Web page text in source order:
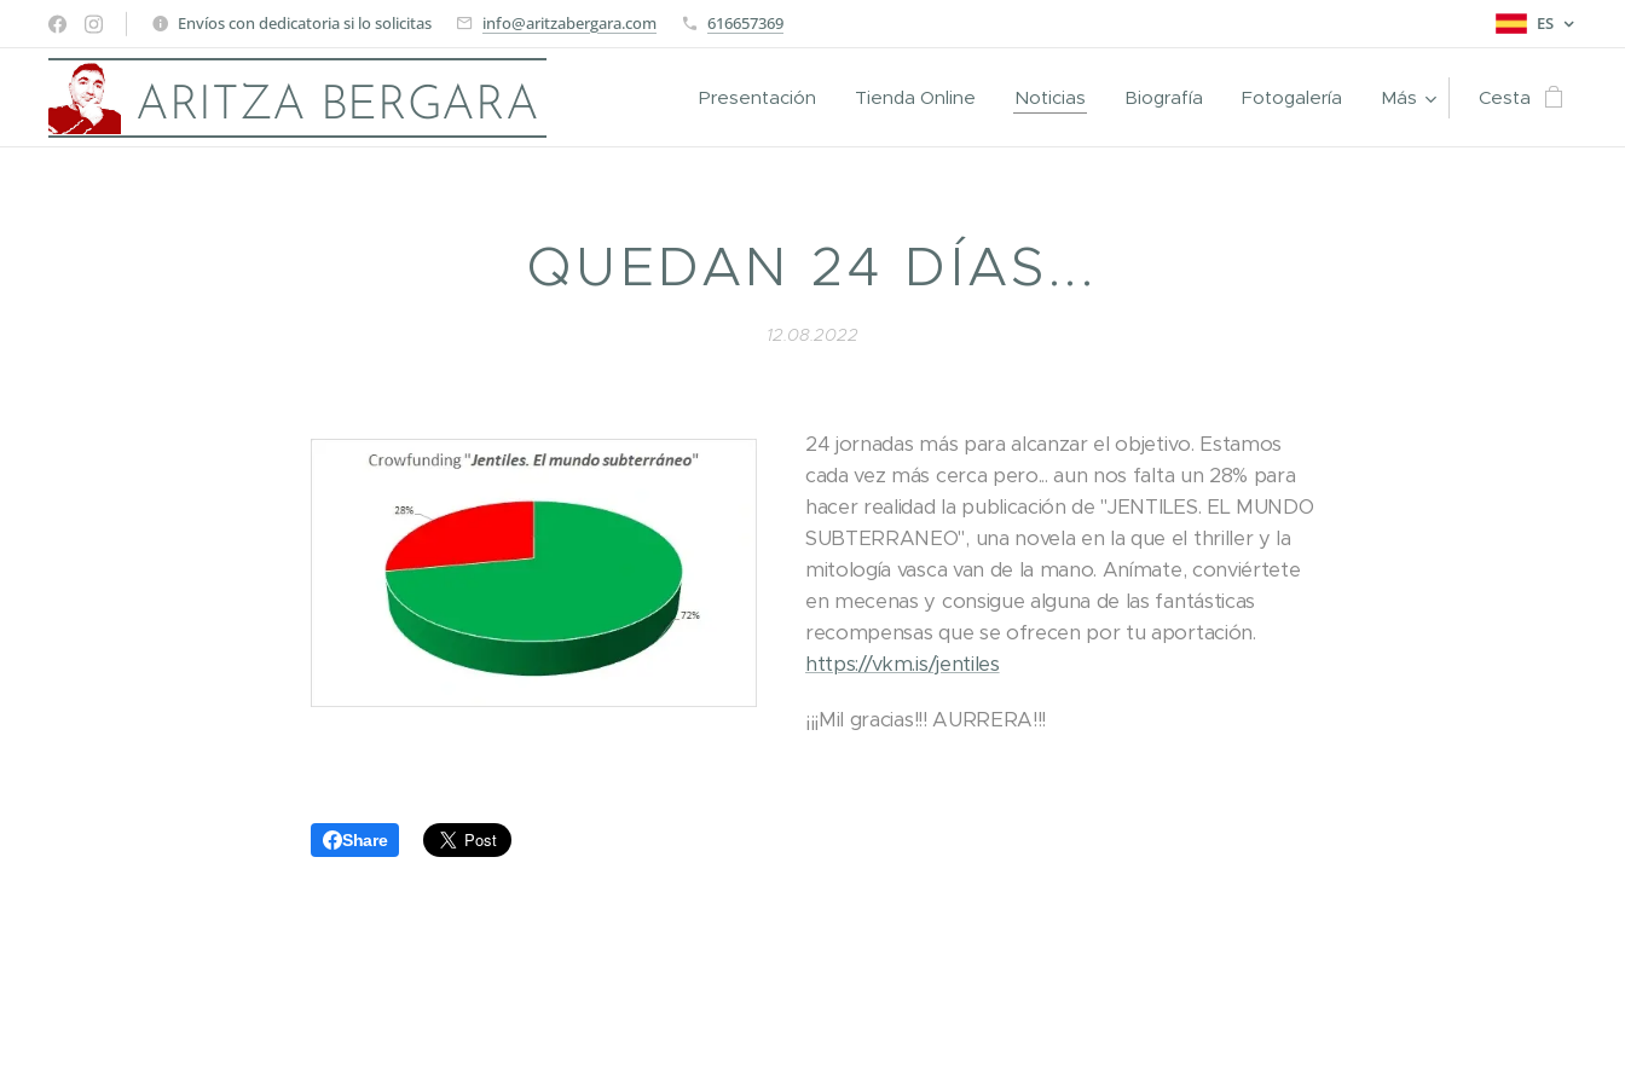
Envíos con dedicatoria si lo solicitas info@aritzabergara.com 616657369 ES
ARITZA BERGARA Presentación Tienda Online Noticias Biografía Fotogalería Más Cesta
QUEDAN 24 DÍAS...
12.08.2022
24 jornadas más para alcanzar el objetivo. Estamos
cada vez más cerca pero... aun nos falta un 28% para
hacer realidad la publicación de "JENTILES. EL MUNDO
SUBTERRANEO", una novela en la que el thriller y la
mitología vasca van de la mano. Anímate, conviértete
en mecenas y consigue alguna de las fantásticas
recompensas que se ofrecen por tu aportación.
https://vkm.is/jentiles
¡¡¡Mil gracias!!! AURRERA!!!
Share